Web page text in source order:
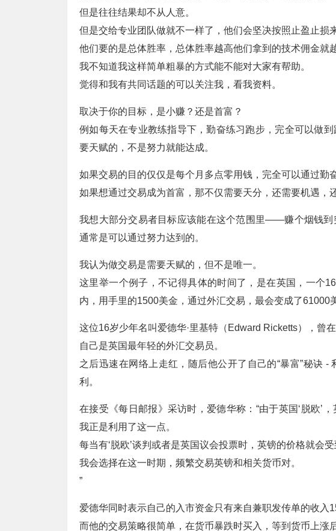
但是往往结果却不从人意。
但是交给专业团队做就不一样了，他们会坚决按照止盈止损
他们要的是总体胜率，总体胜率越高他们拿到的技术佣金就
我不知道我这样简单粗暴的方式能不能对大家有帮助。
觉得和我有共同话题的可以关注我，看我资料。
取决于你的目标，是小赚？还是首富？
例如每天在专业教练指导下，勤奋练习跑步，完全可以做
要天赋的，不是努力就能达成。
如果交易的目的仅仅是每个月多点零用钱，完全可以通过勤
如果想通过交易成为首富，那不仅需要天分，还需要机遇，
我想大部分交易者目标应该能在这个范围里——赚个烟钱
通常是可以通过努力达到的。
我认为做交易是需要天赋的，但不是唯一。
这里举一个例子，不记得具体的时间了，是在英国，一个
内，用手里的1500美金，通过外汇交易，最会变成了61000
这位16岁少年名叫爱德华·里基特（Edward Ricketts），曾
自己是英国最年轻的外汇交易员。
之后迅速在网络上走红，随后他公开了自己的“暴富”秘诀
利。
在接受《每日邮报》采访时，爱德华称：“由于英国‘脱欧’
我正是利用了这一点。
每当有‘脱欧’谈判或者是英国议会投票时，英镑的价格就会受
我会选择在这一时期，频繁交易英镑和相关货币对。
”
爱德华同时表示自己的入市资金只有来自兼职发传单的收入
而他的交易策略很简单，在货币暴跌时买入，等到货币上涨